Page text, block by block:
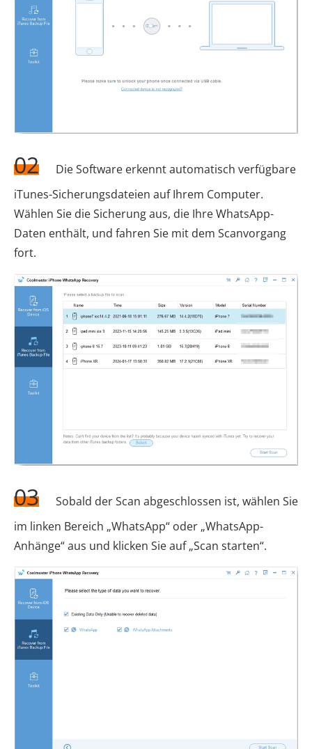
02
Die Software erkennt automatisch verfügbare
iTunes-Sicherungsdateien auf Ihrem Computer.
Wählen Sie die Sicherung aus, die Ihre WhatsApp-
Daten enthält, und fahren Sie mit dem Scanvorgang
fort.
03
Sobald der Scan abgeschlossen ist, wählen Sie
im linken Bereich „WhatsApp“ oder „WhatsApp-
Anhänge“ aus und klicken Sie auf „Scan starten“.